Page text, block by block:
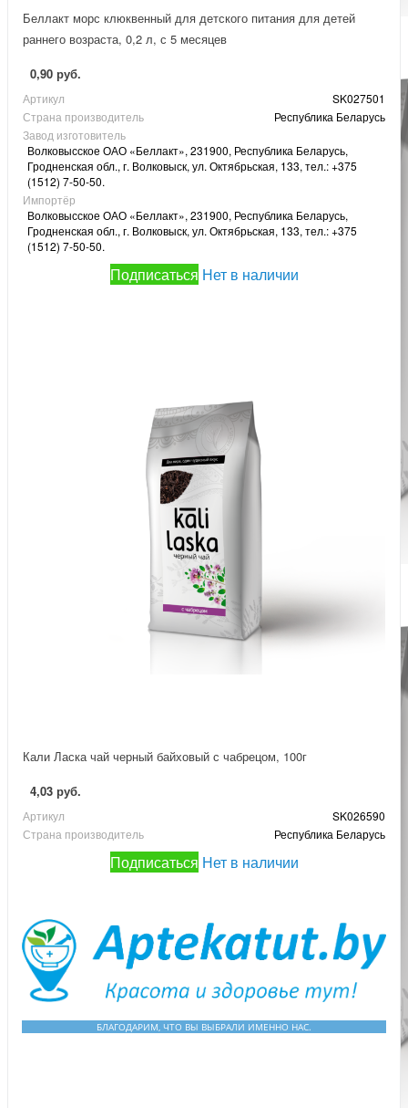
Беллакт морс клюквенный для детского питания для детей
раннего возраста, 0,2 л, с 5 месяцев
0,90 руб.
Артикул
SK027501
Страна производитель
Республика Беларусь
Завод изготовитель
Волковысское ОАО «Беллакт», 231900, Республика Беларусь,
Гродненская обл., г. Волковыск, ул. Октябрьская, 133, тел.: +375
(1512) 7-50-50.
Импортёр
Волковысское ОАО «Беллакт», 231900, Республика Беларусь,
Гродненская обл., г. Волковыск, ул. Октябрьская, 133, тел.: +375
(1512) 7-50-50.
Подписаться Нет в наличии
Кали Ласка чай черный байховый с чабрецом, 100г
4,03 руб.
Артикул
SK026590
Страна производитель
Республика Беларусь
Подписаться Нет в наличии
БЛАГОДАРИМ, ЧТО ВЫ ВЫБРАЛИ ИМЕННО НАС.